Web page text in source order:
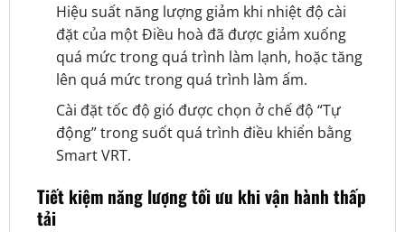
Hiệu suất năng lượng giảm khi nhiệt độ cài
đặt của một Điều hoà đã được giảm xuống
quá mức trong quá trình làm lạnh, hoặc tăng
lên quá mức trong quá trình làm ấm.
Cài đặt tốc độ gió được chọn ở chế độ “Tự
động” trong suốt quá trình điều khiển bằng
Smart VRT.
Tiết kiệm năng lượng tối ưu khi vận hành thấp
tải